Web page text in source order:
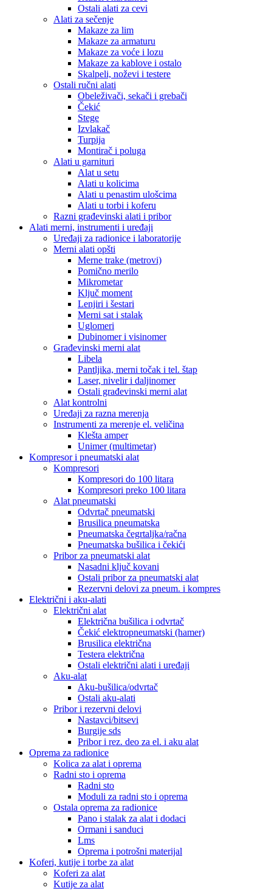
Ostali alati za cevi
Alati za sečenje
Makaze za lim
Makaze za armaturu
Makaze za voće i lozu
Makaze za kablove i ostalo
Skalpeli, noževi i testere
Ostali ručni alati
Obeleživači, sekači i grebači
Čekić
Stege
Izvlakač
Turpija
Montirač i poluga
Alati u garnituri
Alat u setu
Alati u kolicima
Alati u penastim ulošcima
Alati u torbi i koferu
Razni građevinski alati i pribor
Alati merni, instrumenti i uređaji
Uređaji za radionice i laboratorije
Merni alati opšti
Merne trake (metrovi)
Pomično merilo
Mikrometar
Ključ moment
Lenjiri i šestari
Merni sat i stalak
Uglomeri
Dubinomer i visinomer
Građevinski merni alat
Libela
Pantljika, merni točak i tel. štap
Laser, nivelir i daljinomer
Ostali građevinski merni alat
Alat kontrolni
Uređaji za razna merenja
Instrumenti za merenje el. veličina
Klešta amper
Unimer (multimetar)
Kompresor i pneumatski alat
Kompresori
Kompresori do 100 litara
Kompresori preko 100 litara
Alat pneumatski
Odvrtač pneumatski
Brusilica pneumatska
Pneumatska čegrtaljka/račna
Pneumatska bušilica i čekići
Pribor za pneumatski alat
Nasadni ključ kovani
Ostali pribor za pneumatski alat
Rezervni delovi za pneum. i kompres
Električni i aku-alati
Električni alat
Električna bušilica i odvrtač
Čekić elektropneumatski (hamer)
Brusilica električna
Testera električna
Ostali električni alati i uređaji
Aku-alat
Aku-bušilica/odvrtač
Ostali aku-alati
Pribor i rezervni delovi
Nastavci/bitsevi
Burgije sds
Pribor i rez. deo za el. i aku alat
Oprema za radionice
Kolica za alat i oprema
Radni sto i oprema
Radni sto
Moduli za radni sto i oprema
Ostala oprema za radionice
Pano i stalak za alat i dodaci
Ormani i sanduci
Lms
Oprema i potrošni materijal
Koferi, kutije i torbe za alat
Koferi za alat
Kutije za alat